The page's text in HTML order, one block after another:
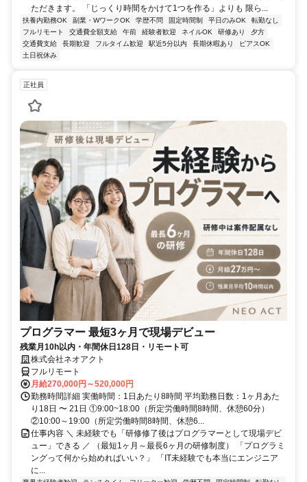
ただきます。 「じっくり時間をかけて1つを作る」よりも 限ら...
扶養内勤務OK 副業・WワークOK 学歴不問 固定時間制 平日のみOK
転勤なし
フルリモート
交通費全額支給 午前 経験者歓迎 ネイルOK 研修あり
夕方
交通費支給
長期歓迎 フルタイム歓迎 駅近5分以内 長期休暇あり
ピアスOK
土日祝休み
正社員
プログラマー 最短3ヶ月で現場デビュー
残業月10h以内・年間休日128日・リモート可
株式会社ネオアクト
フルリモート
月給270,000円～520,000円
勤務時間詳細 実働時間：1日あたり8時間 平均勤務日数：1ヶ月あた
り18日 〜 21日 ①9:00~18:00（所定労働時間8時間、休憩60分）
②10:00～19:00（所定労働時間8時間、休憩6...
仕事内容 ＼ 未経験でも「研修修了後はプログラマーとして現場デビ
ュー」できる ／ （最短1ヶ月～最長6ヶ月の研修制度） 「プログラミ
ングって何から始めればいい？」 「IT未経験でも本当にエンジニア
に...